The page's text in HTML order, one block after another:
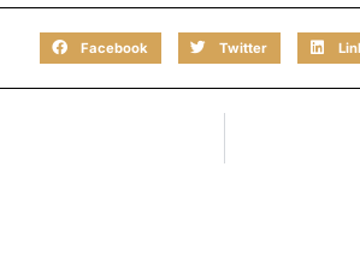
Facebook Twitter